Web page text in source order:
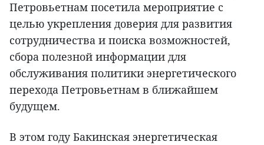
Петровьетнам посетила мероприятие с
целью укрепления доверия для развития
сотрудничества и поиска возможностей,
сбора полезной информации для
обслуживания политики энергетического
перехода Петровьетнам в ближайшем
будущем.
В этом году Бакинская энергетическая